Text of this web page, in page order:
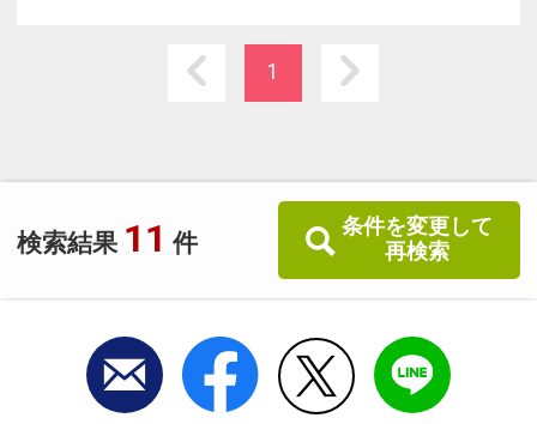
検索結果 11 件
条件を変更して
再検索
ラエティ豊かなビュッフェの朝食もおすすめで
1